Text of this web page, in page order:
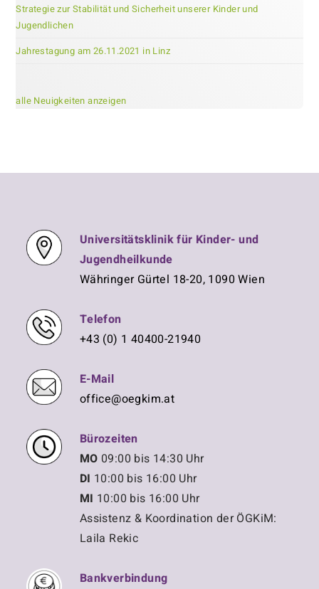
Strategie zur Stabilität und Sicherheit unserer Kinder und
Jugendlichen
Jahrestagung am 26.11.2021 in Linz
alle Neuigkeiten anzeigen
Universitätsklinik für Kinder- und
Jugendheilkunde
Währinger Gürtel 18-20, 1090 Wien
Telefon
+43 (0) 1 40400-21940
E-Mail
office@oegkim.at
Bürozeiten
MO 09:00 bis 14:30 Uhr
DI 10:00 bis 16:00 Uhr
MI 10:00 bis 16:00 Uhr
Assistenz & Koordination der ÖGKiM:
Laila Rekic
Bankverbindung